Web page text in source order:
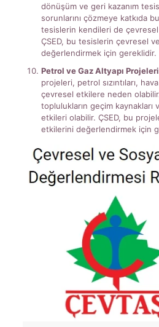
dönüşüm ve geri kazanım
sorunlarını çözmeye katkıda
tesislerin kendileri de
ÇSED, bu tesislerin çevresel
değerlendirmek için gereklidir.
Petrol ve Gaz Altyapı Projeleri
projeleri, petrol sızıntıları,
çevresel etkilere neden
toplulukların geçim kaynakları
etkileri olabilir. ÇSED, bu
etkilerini değerlendirmek için